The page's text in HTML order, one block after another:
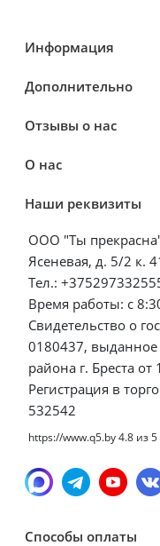
Информация
Дополнительно
Отзывы о нас
О нас
Наши реквизиты
ООО "Ты прекрасна"
Ясеневая, д. 5/2 к.
Тел.:
Время работы: с
Свидетельство о
0180437,
района г. Бреста от
Регистрация в
532542
https://www.q5.by4.8 из5
Способы оплаты